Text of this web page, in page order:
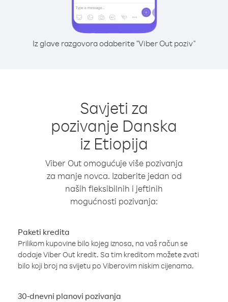
Iz glave razgovora odaberite "Viber Out poziv"
Savjeti za
pozivanje Danska
iz Etiopija
Viber Out omogućuje više pozivanja
za manje novca. Izaberite jedan od
naših fleksibilnih i jeftinih
mogućnosti pozivanja:
Paketi kredita
Prilikom kupovine bilo kojeg iznosa, na vaš račun se
dodaje Viber Out kredit. Sa tim kreditom možete zvati
bilo koji broj na svijetu po Viberovim niskim cijenama.
30-dnevni planovi pozivanja